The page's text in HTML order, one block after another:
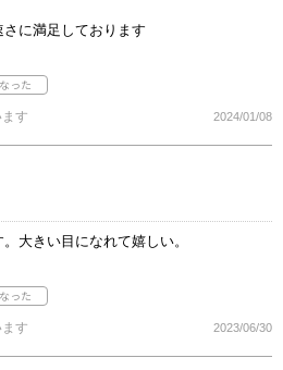
に満足しております
す 2024/01/08
大きい目になれて嬉しい。
す 2023/06/30